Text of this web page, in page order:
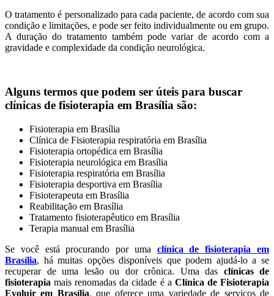
O tratamento é personalizado para cada paciente, de acordo com sua
condição e limitações, e pode ser feito individualmente ou em grupo.
A duração do tratamento também pode variar de acordo com a
gravidade e complexidade da condição neurológica.
Alguns termos que podem ser úteis para buscar
clínicas de fisioterapia em Brasília são:
Fisioterapia em Brasília
Clínica de Fisioterapia respiratória em Brasília
Fisioterapia ortopédica em Brasília
Fisioterapia neurológica em Brasília
Fisioterapia respiratória em Brasília
Fisioterapia desportiva em Brasília
Fisioterapeuta em Brasília
Reabilitação em Brasília
Tratamento fisioterapêutico em Brasília
Terapia manual em Brasília
Se você está procurando por uma clínica de fisioterapia em
Brasília, há muitas opções disponíveis que podem ajudá-lo a se
recuperar de uma lesão ou dor crônica. Uma das clínicas de
fisioterapia mais renomadas da cidade é a Clínica de Fisioterapia
Evoluir em Brasília, que oferece uma variedade de serviços de